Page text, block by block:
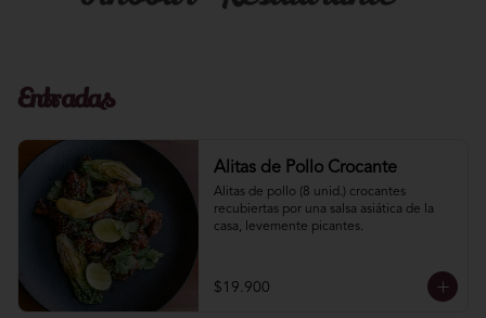
Entradas
Alitas de Pollo Crocante
Alitas de pollo (8 unid.) crocantes
recubiertas por una salsa asiática de la
casa, levemente picantes.
$19.900